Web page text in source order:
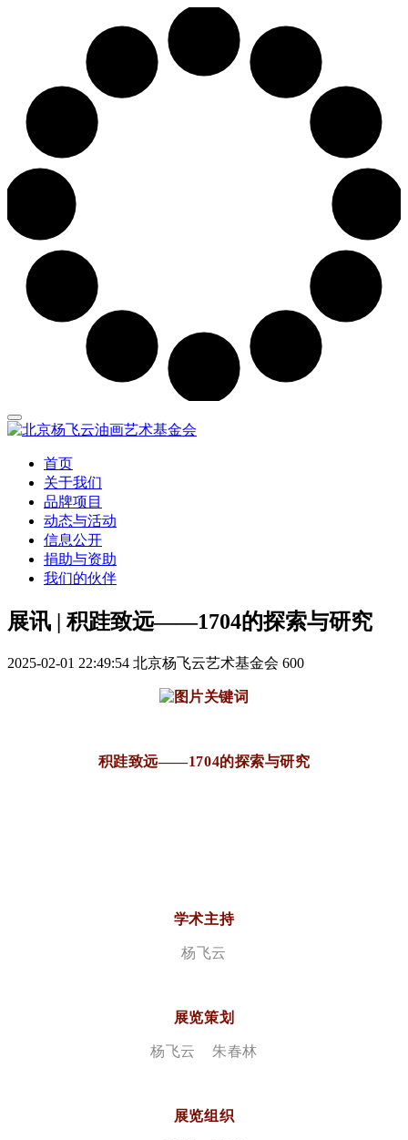
首页
关于我们
品牌项目
动态与活动
信息公开
捐助与资助
我们的伙伴
展讯 | 积跬致远——1704的探索与研究
2025-02-01 22:49:54 北京杨飞云艺术基金会 600
积跬致远——1704的探索与研究
学术主持
杨飞云
展览策划
杨飞云 朱春林
展览组织